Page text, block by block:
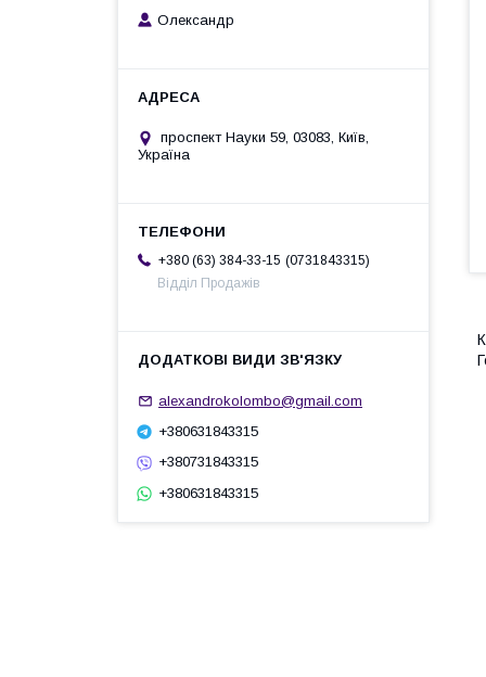
Олександр
проспект Науки 59, 03083, Київ,
Україна
+380 (63) 384-33-15
0731843315
Відділ Продажів
alexandrokolombo@gmail.com
+380631843315
+380731843315
+380631843315